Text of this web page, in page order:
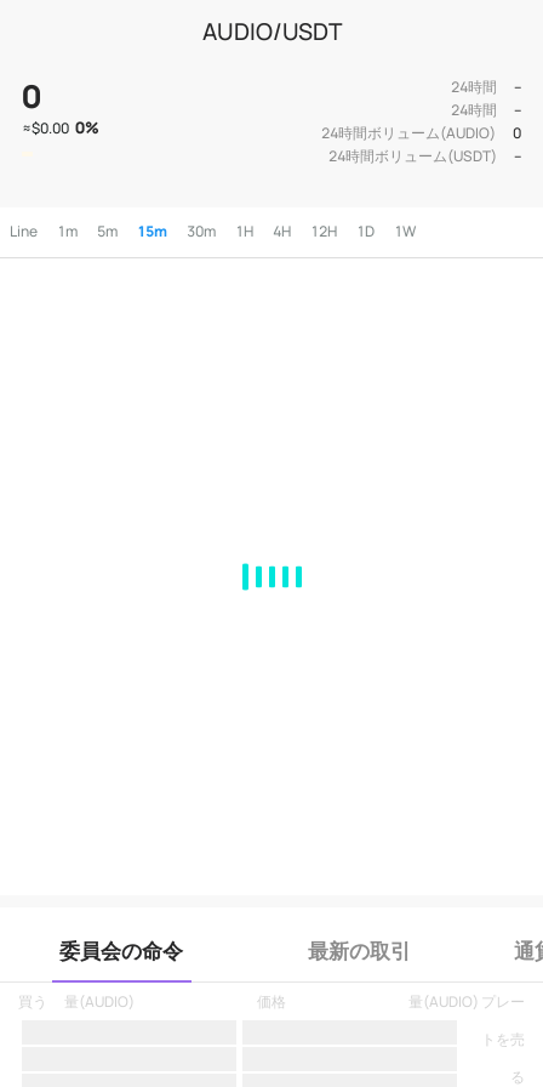
AUDIO/USDT
0
≈$0.00 0%
24時間
--
24時間
--
24時間ボリューム(AUDIO)
0
24時間ボリューム(USDT)
--
Line 1m 5m 15m 30m 1H 4H 12H 1D 1W
委員会の命令 最新の取引 通
買う 量(AUDIO) 価格
プレー
トを売
る
量(AUDIO)